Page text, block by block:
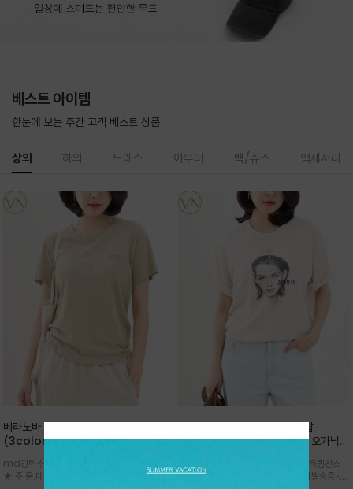
베스트 아이템
한눈에 보는 주간 고객 베스트 상품
베라노바 심플 VN13 코튼탑
(3color)*썸머 바이오 강연/ 스판 너
더더기 없이 깔끔한 무드가 매력적인
VN13 코튼 티셔츠
md강력추천 2026 신상품 ★한정 대박 세일
★ 주.문.대.폭.주 - 전컬러 인기~순차발송중
베라노바 어반 우먼 강연 코튼탑
(2color) *한여름 내내 입는 오가닉
워크 (Line Work) & 스케치/감각적
인 아트워크 프린트가 시선을 끄는 루즈
md강력추천 2026 신상품 ★대박 득템찬스
~~ 주.문.대.폭.주 - 전컬러 인기~순차발송중~★
상의 하의 드레스 아우터 백/슈즈 액세서리